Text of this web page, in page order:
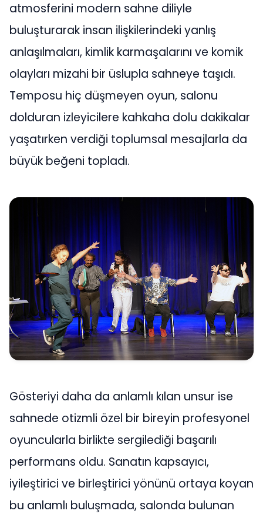
atmosferini modern sahne diliyle
buluşturarak insan ilişkilerindeki yanlış
anlaşılmaları, kimlik karmaşalarını ve komik
olayları mizahi bir üslupla sahneye taşıdı.
Temposu hiç düşmeyen oyun, salonu
dolduran izleyicilere kahkaha dolu dakikalar
yaşatırken verdiği toplumsal mesajlarla da
büyük beğeni topladı.
Gösteriyi daha da anlamlı kılan unsur ise
sahnede otizmli özel bir bireyin profesyonel
oyuncularla birlikte sergilediği başarılı
performans oldu. Sanatın kapsayıcı,
iyileştirici ve birleştirici yönünü ortaya koyan
bu anlamlı buluşmada, salonda bulunan